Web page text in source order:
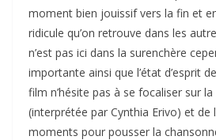
moment bien jouissif vers la fin et
ridicule qu’on retrouve dans les
n’est pas ici dans la surenchère
importante ainsi que l’état d’esprit
film n’hésite pas à se focaliser sur
(interprétée par Cynthia Erivo) et de
moments pour pousser la